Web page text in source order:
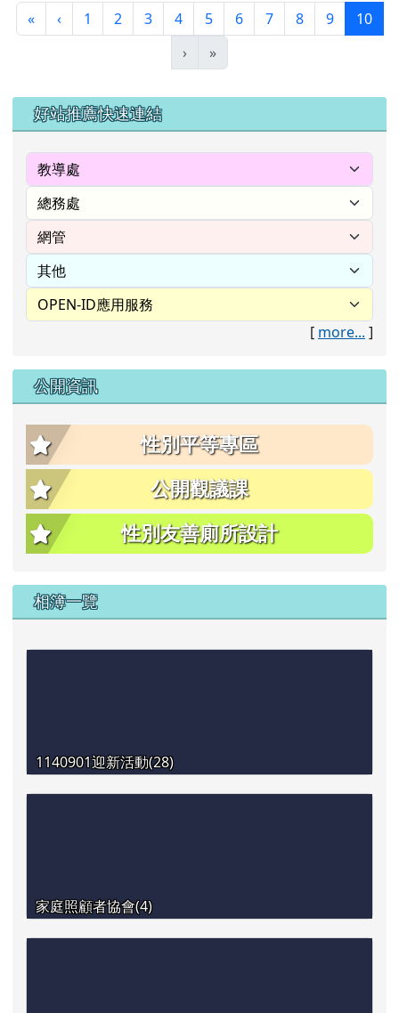
«第一頁
‹上一頁
1 2 3 4 5 6 7 8 9 10(目
›
»
左邊區域內容
好站推薦快速連結
[ more... ]
公開資訊
性別平等專區
公開觀議課
性別友善廁所設計
相簿一覽
1140901迎新活動(28)
家庭照顧者協會(4)